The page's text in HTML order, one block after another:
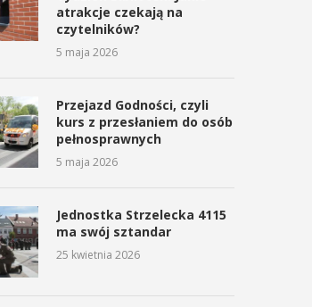
atrakcje czekają na
czytelników?
5 maja 2026
Przejazd Godności, czyli
kurs z przesłaniem do osób
pełnosprawnych
5 maja 2026
Jednostka Strzelecka 4115
ma swój sztandar
25 kwietnia 2026